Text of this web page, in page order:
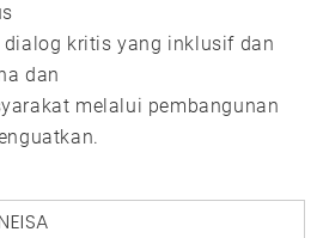
kritis yang inklusif dan
dan
melalui pembangunan